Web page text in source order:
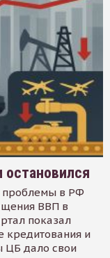
проблемы в РФ
ВВП в
показал
кредитования и
ЦБ дало свои